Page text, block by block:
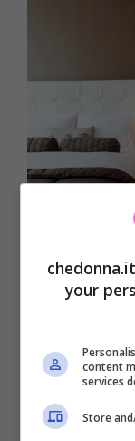
Tra i colori
giallo, ad
appartiene,
your
content
services
Store